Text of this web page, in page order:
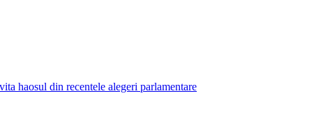
haosul din recentele alegeri parlamentare